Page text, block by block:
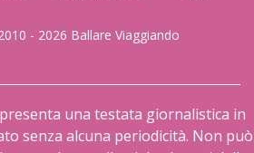
- 2026 Ballare Viaggiando
una testata giornalistica in
senza alcuna periodicità. Non può